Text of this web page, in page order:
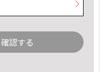
認する